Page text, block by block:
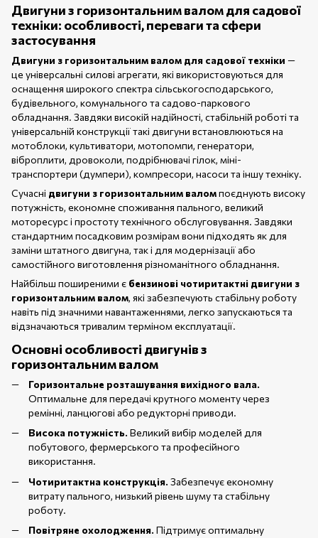
Двигуни з горизонтальним валом для садової
техніки: особливості, переваги та сфери
застосування
Двигуни з горизонтальним валом для садової техніки —
це універсальні силові агрегати, які використовуються для
оснащення широкого спектра сільськогосподарського,
будівельного, комунального та садово-паркового
обладнання. Завдяки високій надійності, стабільній роботі та
універсальній конструкції такі двигуни встановлюються на
мотоблоки, культиватори, мотопомпи, генератори,
віброплити, дровоколи, подрібнювачі гілок, міні-
транспортери (думпери), компресори, насоси та іншу техніку.
Сучасні двигуни з горизонтальним валомпоєднують високу
потужність, економне споживання пального, великий
моторесурс і простоту технічного обслуговування. Завдяки
стандартним посадковим розмірам вони підходять як для
заміни штатного двигуна, так і для модернізації або
самостійного виготовлення різноманітного обладнання.
Найбільш поширеними є бензинові чотиритактні двигуни з
горизонтальним валом, які забезпечують стабільну роботу
навіть під значними навантаженнями, легко запускаються та
відзначаються тривалим терміном експлуатації.
Основні особливості двигунів з
горизонтальним валом
Горизонтальне розташування вихідного вала.
Оптимальне для передачі крутного моменту через
ремінні, ланцюгові або редукторні приводи.
Висока потужність. Великий вибір моделей для
побутового, фермерського та професійного
використання.
Чотиритактна конструкція. Забезпечує економну
витрату пального, низький рівень шуму та стабільну
роботу.
Повітряне охолодження. Підтримує оптимальну